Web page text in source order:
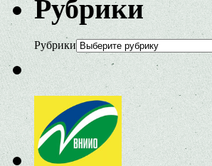
Рубрики
Рубрики